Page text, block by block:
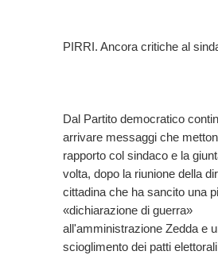
PIRRI. Ancora critiche al
Dal Partito democratico
arrivare messaggi che
rapporto col sindaco e la
volta, dopo la riunione della
cittadina che ha sancito una
«dichiarazione di guerra»
all'amministrazione Zedda e
scioglimento dei patti